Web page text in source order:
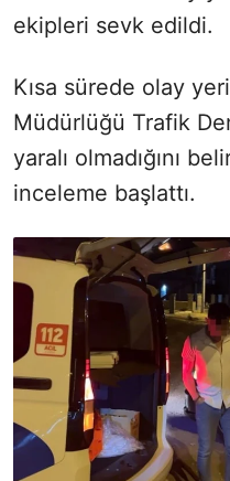
ekipleri sevk edildi.
Kısa sürede olay
Müdürlüğü Trafik
yaralı olmadığını
inceleme başlattı.